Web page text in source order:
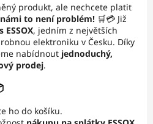
produkt, ale nechcete platit
to není problém! 🛒💳 Již
, jedním z největších
elektroniku v Česku. Díky
nabídnout jednoduchý,
prodej.
ho do košíku.